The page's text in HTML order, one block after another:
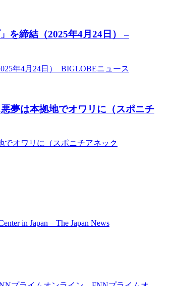
を締結（2025年4月24日） –
年4月24日） BIGLOBEニュース
夢は本拠地でオワリに（スポニチ
オワリに（スポニチアネック
in Japan – The Japan News